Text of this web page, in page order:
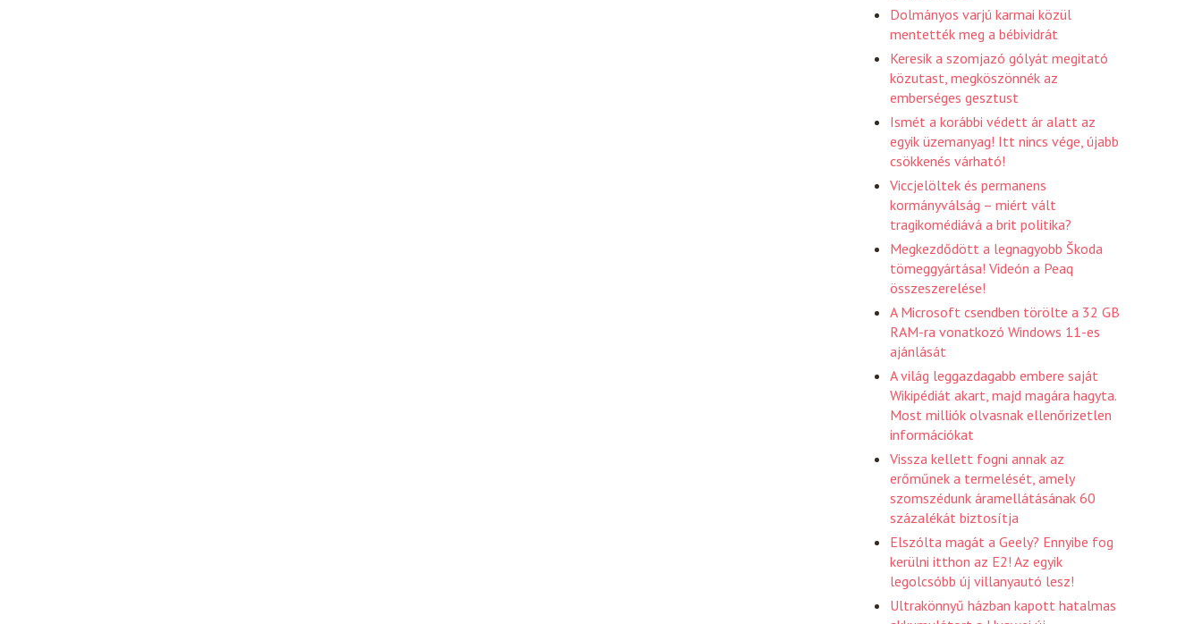
Dolmányos varjú karmai közül
mentették meg a bébividrát
Keresik a szomjazó gólyát megitató
közutast, megköszönnék az
emberséges gesztust
Ismét a korábbi védett ár alatt az
egyik üzemanyag! Itt nincs vége, újabb
csökkenés várható!
Viccjelöltek és permanens
kormányválság – miért vált
tragikomédiává a brit politika?
Megkezdődött a legnagyobb Škoda
tömeggyártása! Videón a Peaq
összeszerelése!
A Microsoft csendben törölte a 32 GB
RAM-ra vonatkozó Windows 11-es
ajánlását
A világ leggazdagabb embere saját
Wikipédiát akart, majd magára hagyta.
Most milliók olvasnak ellenőrizetlen
információkat
Vissza kellett fogni annak az
erőműnek a termelését, amely
szomszédunk áramellátásának 60
százalékát biztosítja
Elszólta magát a Geely? Ennyibe fog
kerülni itthon az E2! Az egyik
legolcsóbb új villanyautó lesz!
Ultrakönnyű házban kapott hatalmas